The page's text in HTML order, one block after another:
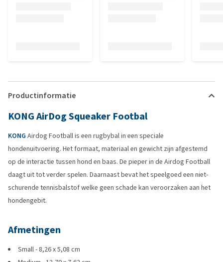
Productinformatie
KONG AirDog Squeaker Footbal
KONG Airdog Football is een rugbybal in een speciale
hondenuitvoering. Het formaat, materiaal en gewicht zijn afgestemd
op de interactie tussen hond en baas. De pieper in de Airdog Football
daagt uit tot verder spelen. Daarnaast bevat het speelgoed een niet-
schurende tennisbalstof welke geen schade kan veroorzaken aan het
hondengebit.
Afmetingen
Small - 8,26 x 5,08 cm